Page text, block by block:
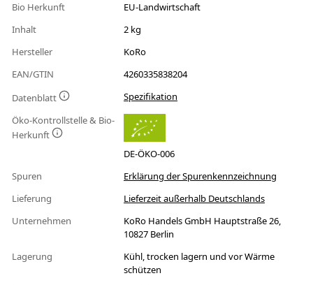
Bio Herkunft
EU-Landwirtschaft
Inhalt
2 kg
Hersteller
KoRo
EAN/GTIN
4260335838204
Datenblatt
Spezifikation
Öko-Kontrollstelle & Bio-
Herkunft
DE-ÖKO-006
Spuren
Erklärung der Spurenkennzeichnung
Lieferung
Lieferzeit außerhalb Deutschlands
Unternehmen
KoRo Handels GmbH Hauptstraße 26,
10827 Berlin
Lagerung
Kühl, trocken lagern und vor Wärme
schützen